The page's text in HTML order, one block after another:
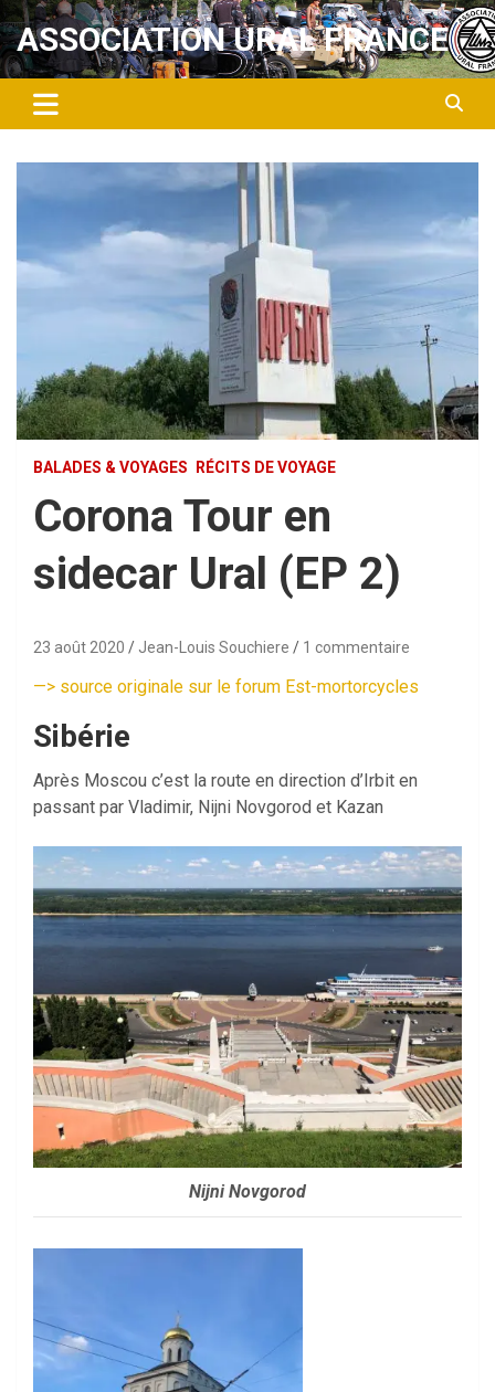
Aller
au
contenu
ASSOCIATION URAL FRANCE
BALADES & VOYAGES RÉCITS DE VOYAGE
Corona Tour en
sidecar Ural (EP 2)
23 août 2020 Jean-Louis Souchiere 1 commentaire
—> source originale sur le forum Est-mortorcycles
Sibérie
Après Moscou c’est la route en direction d’Irbit en
passant par Vladimir, Nijni Novgorod et Kazan
Nijni Novgorod